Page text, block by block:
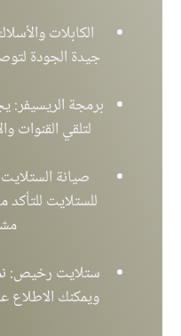
الكابلات
جيدة الجودة
برمجة
لتلقي القنوات
صيانة
للستلايت
ستلايت رخيص:
ويمكنك الاطلاع